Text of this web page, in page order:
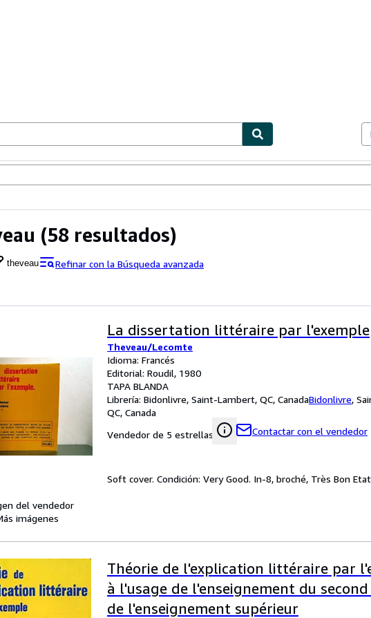
(58 resultados)
theveau
Refinar con la Búsqueda avanzada
del vendedor
imágenes
La dissertation littéraire par l'exemple
Theveau/Lecomte
Idioma: Francés
Editorial: Roudil, 1980
TAPA BLANDA
Librería: Bidonlivre, Saint-Lambert, QC, CanadaBidonlivre,
QC, Canada
Vendedor de 5 estrellas
Contactar con el vendedor
Soft cover. Condición: Very Good. In-8, broché, Très Bon
Théorie de l'explication littéraire par
à l'usage de l'enseignement du
de l'enseignement supérieur